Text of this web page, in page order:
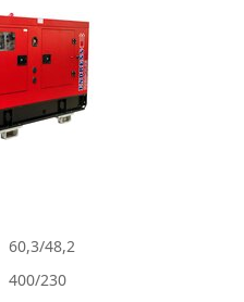
60,3/48,2
400/230